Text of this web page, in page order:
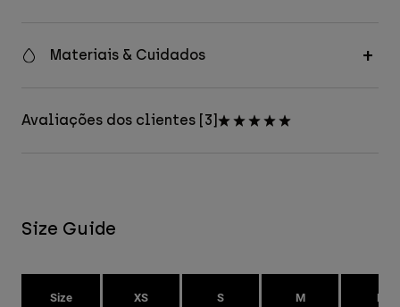
Materiais & Cuidados
Avaliações dos clientes [3]
Size Guide
Size XS S M L